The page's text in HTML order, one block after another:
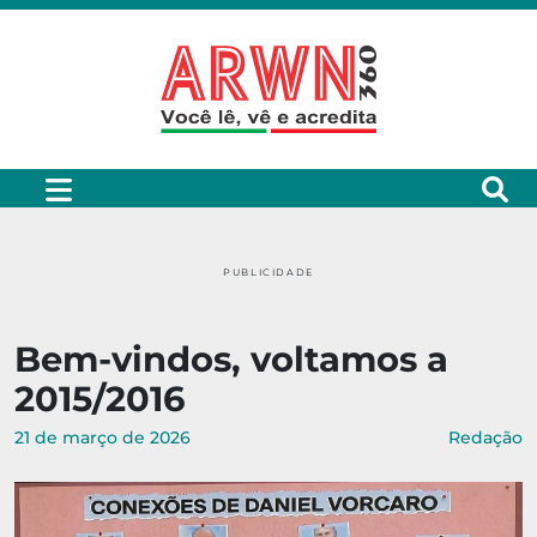
PUBLICIDADE
Bem-vindos, voltamos a
2015/2016
21 de março de 2026 Redação